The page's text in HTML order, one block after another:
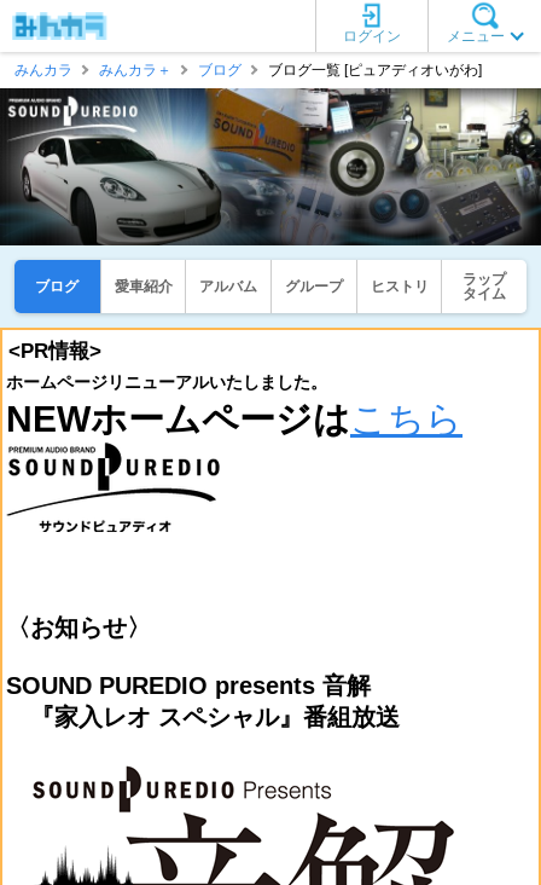
メニュー
ログイン
みんカラ
みんカラ＋ ブログ ブログ一覧 [ピュアディオいがわ]
ブログ 愛車紹介 アルバム グループ ヒストリ
ラップ
タイム
<PR情報>
ホームページリニューアルいたしました。
NEWホームページはこちら
〈お知らせ〉
SOUND PUREDIO presents 音解
『家入レオ スペシャル』番組放送